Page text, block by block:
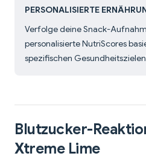
PERSONALISIERTE
Verfolge deine Snack-
personalisierte NutriScores
spezifischen
Blutzucker-
Xtreme Lime